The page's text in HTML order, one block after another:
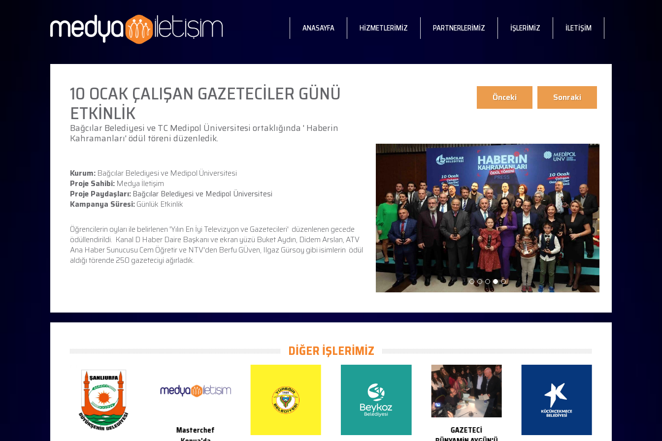
ANASAYFA HİZMETLERİMİZ PARTNERLERİMİZ İŞLERİMİZ İLETİŞİM
10 OCAK ÇALIŞAN GAZETECİLER GÜNÜ
ETKİNLİK
Bağcılar Belediyesi ve TC Medipol Üniversitesi ortaklığında ' Haberin
Kahramanları' ödül töreni düzenledik.
Önceki Sonraki
Kurum: Bağcılar Belediyesi ve Medipol Üniversitesi
Proje Sahibi: Medya İletişim
Proje Paydaşları:Bağcılar Belediyesi ve Medipol Üniversitesi
Kampanya Süresi:Günlük Etkinlik
Öğrencilerin oyları ile belirlenen 'Yılın En İyi Televizyon ve Gazetecileri' düzenlenen gecede
ödüllendirildi. Kanal D Haber Daire Başkanı ve ekran yüzü Buket Aydın, Didem Arslan, ATV
Ana Haber Sunucusu Cem Öğretir ve NTV'den Berfu GÜven, Ilgaz Gürsoy gibi isimlerin ödül
aldığı törende 250 gazeteciyi ağırladık.
DİĞER İŞLERİMİZ
Masterchef
GAZETECİ